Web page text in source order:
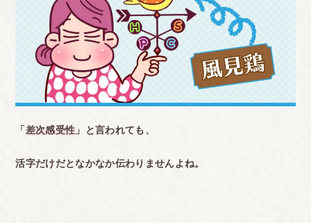
「差次感受性 」と言われても、
活字だけだとなかなか伝わりませんよね。